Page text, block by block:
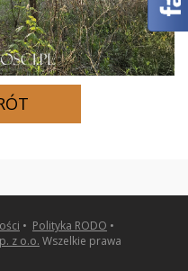
• Polityka RODO •
z o.o. Wszelkie prawa